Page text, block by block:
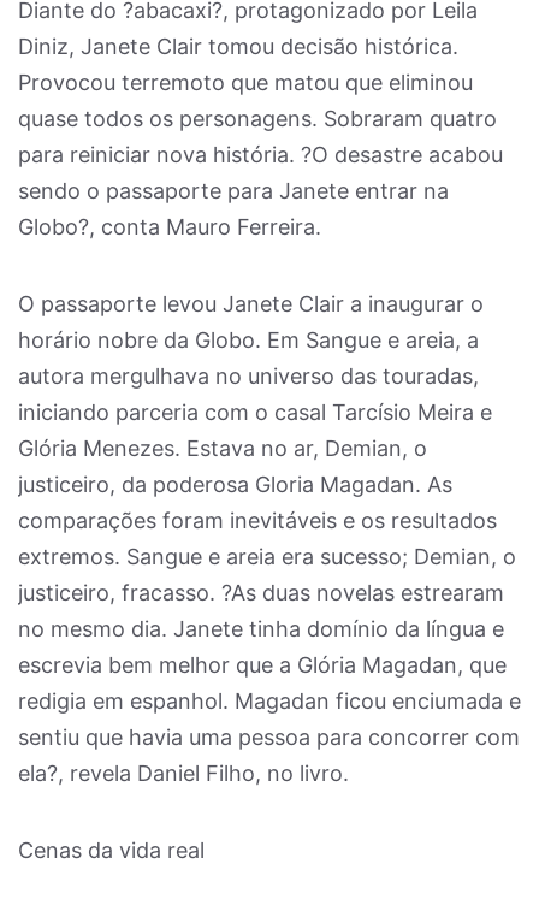
Diante do ?abacaxi?, protagonizado por Leila
Diniz, Janete Clair tomou decisão histórica.
Provocou terremoto que matou que eliminou
quase todos os personagens. Sobraram quatro
para reiniciar nova história. ?O desastre acabou
sendo o passaporte para Janete entrar na
Globo?, conta Mauro Ferreira.
O passaporte levou Janete Clair a inaugurar o
horário nobre da Globo. Em Sangue e areia, a
autora mergulhava no universo das touradas,
iniciando parceria com o casal Tarcísio Meira e
Glória Menezes. Estava no ar, Demian, o
justiceiro, da poderosa Gloria Magadan. As
comparações foram inevitáveis e os resultados
extremos. Sangue e areia era sucesso; Demian, o
justiceiro, fracasso. ?As duas novelas estrearam
no mesmo dia. Janete tinha domínio da língua e
escrevia bem melhor que a Glória Magadan, que
redigia em espanhol. Magadan ficou enciumada e
sentiu que havia uma pessoa para concorrer com
ela?, revela Daniel Filho, no livro.
Cenas da vida real